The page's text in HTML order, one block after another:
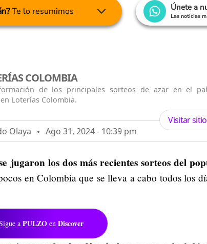
Te lo resumimos Únete a
Las noticias
COLOMBIA
de los principales sorteos de azar en el
Loterías Colombia.
Olaya Ago 31, 2024 - 10:39 pm
Visitar sitio
jugaron los dos más recientes sorteos del
en Colombia que se lleva a cabo todos los
a PULZO en Discover